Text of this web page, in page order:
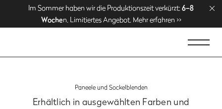
Im Sommer haben wir die Produktionszeit verkürzt:6–8
Wochen. Limitiertes Angebot. Mehr erfahren >>
Genießen Sie kostenlose Lieferung über1500 EUR. Jetzt
einkaufen >>
Im Sommer haben wir die Produktionszeit verkürzt:6–8
Wochen. Limitiertes Angebot. Mehr erfahren >>
Genießen Sie kostenlose Lieferung über1500 EUR. Jetzt
einkaufen >>
Paneele und Sockelblenden
Erhältlich in ausgewählten Farben und